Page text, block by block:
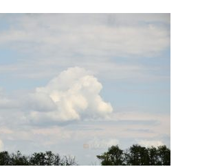
по
области призвала
быть осторожными
погоды
БОЛЬШЕ НОВОСТЕЙ